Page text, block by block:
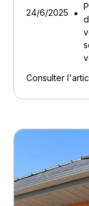
24/6/2025 •
Consulter